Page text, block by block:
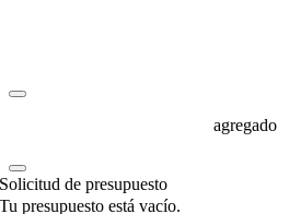
agregado
Solicitud de presupuesto
Tu presupuesto está vacío.